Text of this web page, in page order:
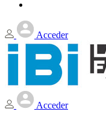
Acceder
Acceder